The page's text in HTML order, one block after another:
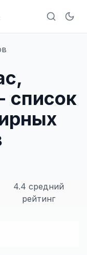
список
4.4 средний
рейтинг